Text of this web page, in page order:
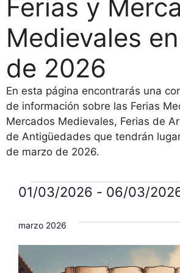
Ferias y
Medievales
de 2026
En esta página encontrarás una
de información sobre las Ferias
Mercados Medievales, Ferias de
de Antigüedades que tendrán
de marzo de 2026.
Eventos
01/03/2026 - 06/03/
e
e
c
marzo 2026